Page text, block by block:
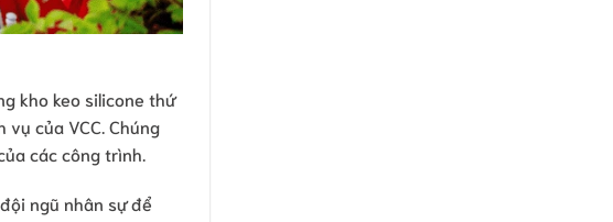
kho keo silicone thứ
của VCC. Chúng
các công trình.
ngũ nhân sự để